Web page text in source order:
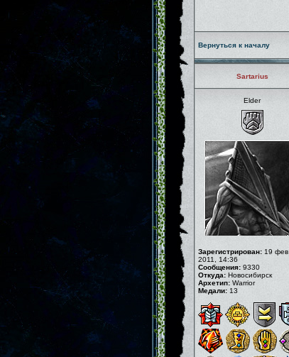
Вернуться к началу
Sartarius
Elder
Зарегистрирован: 19 фев
2011, 14:36
Сообщения: 9330
Откуда: Новосибирск
Архетип: Warrior
Медали: 13